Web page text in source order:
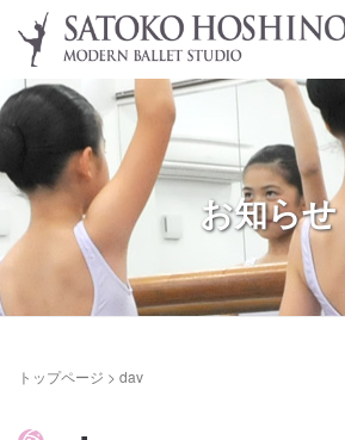
お知らせ
トップページ > dav